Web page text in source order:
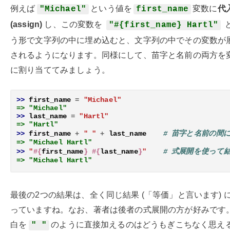
例えば "Michael" という値を first_name 変数に代
(assign) し、この変数を "#{first_name} Hartl"
う形で文字列の中に埋め込むと、文字列の中でその変数が
されるようになります。同様にして、苗字と名前の両方を
に割り当ててみましょう。
>> first_name =
"Michael"
=> "Michael"
>> last_name = "Hartl"
=> "Hartl"
>> first_name + " " + last_name
# 苗字と名前の間
=> "Michael Hartl"
>> "#{first_name} #{last_name}"
# 式展開を使って
=> "Michael Hartl"
最後の2つの結果は、全く同じ結果 (「等価」と言います)
っていますね。なお、著者は後者の式展開の方が好みです
白を
" " のように直接加えるのはどうもぎこちなく思え